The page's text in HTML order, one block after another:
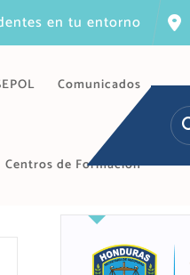
en tu entorno
Comunicados
Centros de Formación